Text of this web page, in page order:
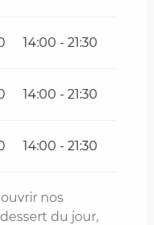
14:00 - 21:30
14:00 - 21:30
14:00 - 21:30
nos
du jour,